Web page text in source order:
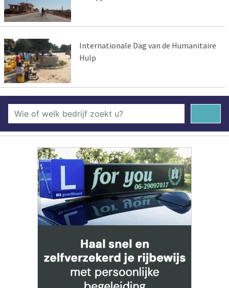
Internationale Dag van de Humanitaire
Hulp